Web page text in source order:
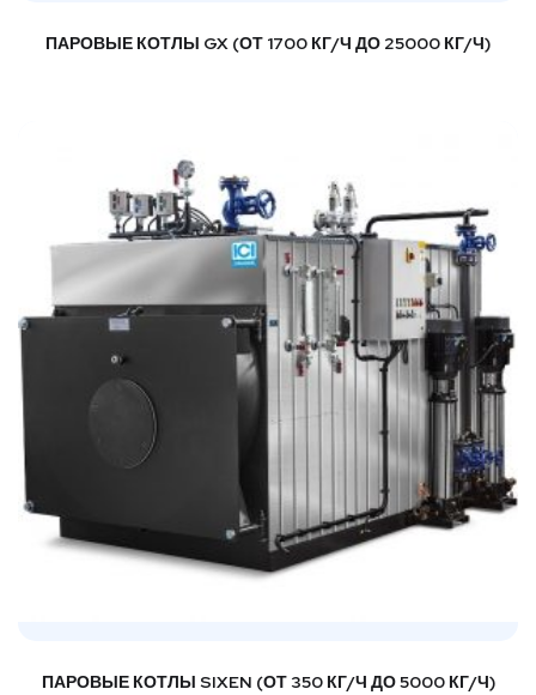
ПАРОВЫЕ КОТЛЫ GX (ОТ 1700 КГ/Ч ДО 25000 КГ/Ч)
ПАРОВЫЕ КОТЛЫ SIXEN (ОТ 350 КГ/Ч ДО 5000 КГ/Ч)